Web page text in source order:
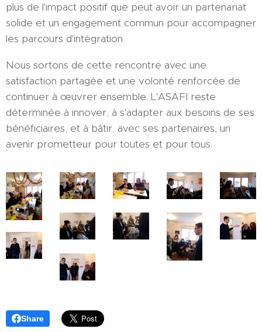
plus de l'impact positif que peut avoir un partenariat
solide et un engagement commun pour accompagner
les parcours d'intégration.
Nous sortons de cette rencontre avec une
satisfaction partagée et une volonté renforcée de
continuer à œuvrer ensemble. L'ASAFI reste
déterminée à innover, à s'adapter aux besoins de ses
bénéficiaires, et à bâtir, avec ses partenaires, un
avenir prometteur pour toutes et pour tous.
Share